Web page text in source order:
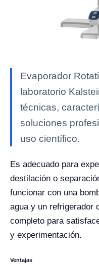
Evaporador
laboratorio
técnicas,
soluciones
uso científico.
Es adecuado para
destilación o
funcionar con una
agua y un refrigerador
completo para
y experimentación.
Ventajas